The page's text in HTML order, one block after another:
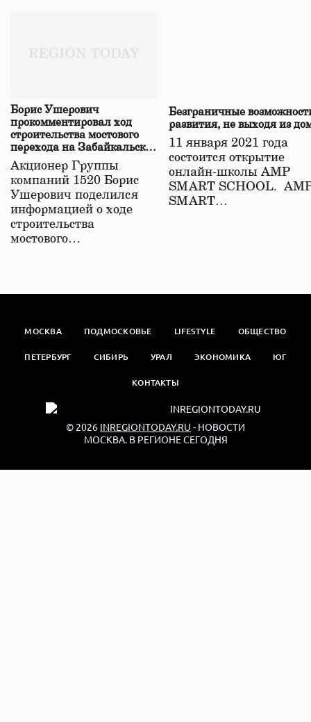
Борис Ушерович
прокомментировал ход
строительства мостового
перехода на Забайкальской
железной дороге
Акционер Группы
компаний 1520 Борис
Ушерович поделился
информацией о ходе
строительства
мостового…
Безграничные
развития, не выходя из
11 января 2021 года
состоится открытие
онлайн-школы АМР
SMART SCHOOL.
SMART…
МОСКВА ПОДМОСКОВЬЕ LIFESTYLE ОБЩЕСТВО
ПЕТЕРБУРГ СИБИРЬ УРАЛ ЭКОНОМИКА ЮГ
КОНТАКТЫ
© 2026 INREGIONTODAY.RU - НОВОСТИ
МОСКВА. В РЕГИОНЕ СЕГОДНЯ